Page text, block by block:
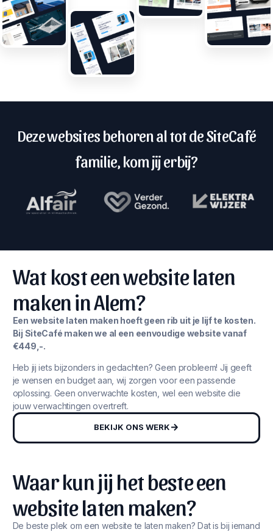
Deze websites behoren al tot de SiteCafé
familie, kom jij erbij?
Wat kost een website laten
maken in Alem?
Een website laten maken hoeft geen rib uit je lijf te kosten.
Bij SiteCafé maken we al een eenvoudige website vanaf
€449,-.
Heb jij iets bijzonders in gedachten? Geen probleem! Jij geeft
je wensen en budget aan, wij zorgen voor een passende
oplossing. Geen onverwachte kosten, wel een website die
jouw verwachtingen overtreft.
BEKIJK ONS WERK
Waar kun jij het beste een
website laten maken?
De beste plek om een website te laten maken? Dat is bij iemand